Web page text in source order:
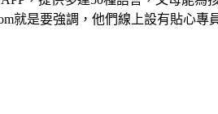
就是要強調，他們線上設有貼